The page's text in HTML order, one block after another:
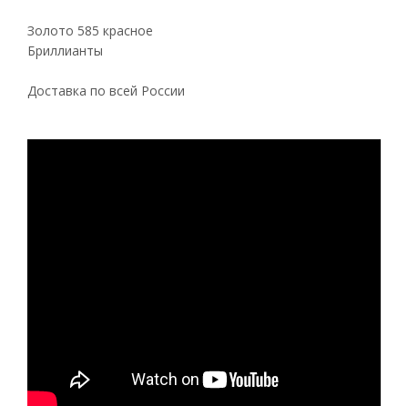
Золото 585 красное
Бриллианты
Доставка по всей России